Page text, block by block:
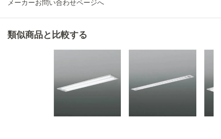
メーカーお問い合わせページへ
類似商品と比較する